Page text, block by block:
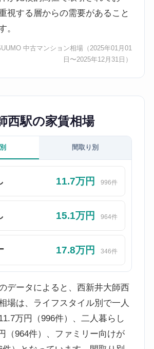
視する層からの需要があること
。
中古マンション相場 （2025年01月01
日〜2025年12月31日）
西駅の家賃相場
間取り別
11.7万円 996件
15.1万円 964件
17.8万円 346件
データによると、西新井大師西
場は、ライフスタイル別で一人
万円（996件）、二人暮らし
（964件）、ファミリー向けが